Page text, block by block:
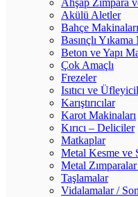
Ahşap Zımpara
Akülü Aletler
Bahçe Makinaları
Basınçlı Yıkama
Beton ve Yapı
Çok Amaçlı
Frezeler
Isıtıcı ve
Karıştırıcılar
Karot Makinaları
Kırıcı – Deliciler
Matkaplar
Metal Kesme ve
Metal
Taşlamalar
Vidalamalar /